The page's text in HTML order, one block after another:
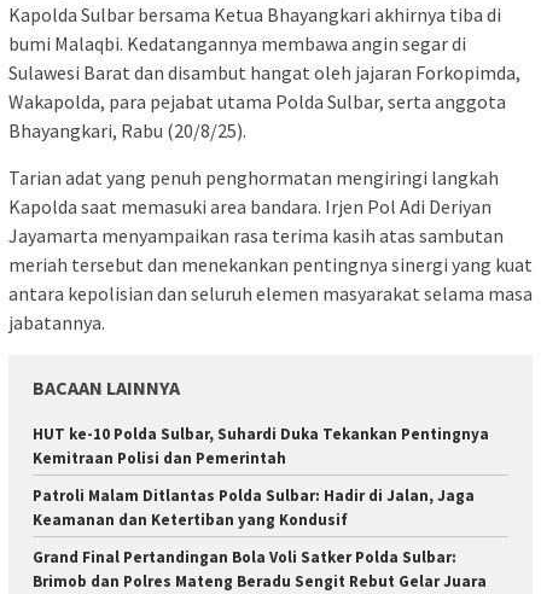
Kapolda Sulbar bersama Ketua Bhayangkari akhirnya tiba di
bumi Malaqbi. Kedatangannya membawa angin segar di
Sulawesi Barat dan disambut hangat oleh jajaran Forkopimda,
Wakapolda, para pejabat utama Polda Sulbar, serta anggota
Bhayangkari, Rabu (20/8/25).
Tarian adat yang penuh penghormatan mengiringi langkah
Kapolda saat memasuki area bandara. Irjen Pol Adi Deriyan
Jayamarta menyampaikan rasa terima kasih atas sambutan
meriah tersebut dan menekankan pentingnya sinergi yang kuat
antara kepolisian dan seluruh elemen masyarakat selama masa
jabatannya.
BACAAN LAINNYA
HUT ke-10 Polda Sulbar, Suhardi Duka Tekankan Pentingnya
Kemitraan Polisi dan Pemerintah
Patroli Malam Ditlantas Polda Sulbar: Hadir di Jalan, Jaga
Keamanan dan Ketertiban yang Kondusif
Grand Final Pertandingan Bola Voli Satker Polda Sulbar:
Brimob dan Polres Mateng Beradu Sengit Rebut Gelar Juara